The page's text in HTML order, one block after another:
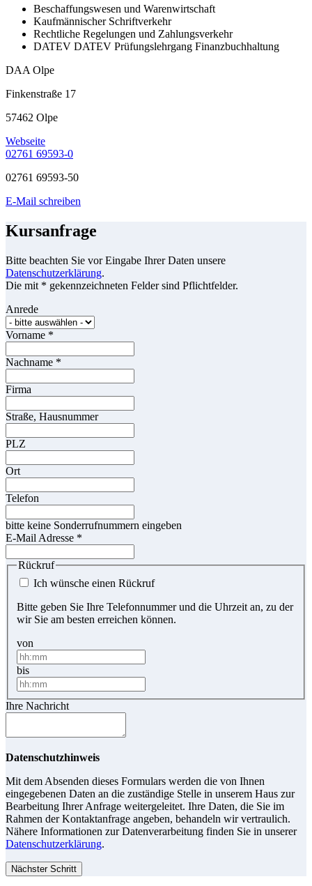
Beschaffungswesen und Warenwirtschaft
Kaufmännischer Schriftverkehr
Rechtliche Regelungen und Zahlungsverkehr
DATEV DATEV Prüfungslehrgang Finanzbuchhaltung
DAA Olpe
Finkenstraße 17
57462 Olpe
Webseite
02761 69593-0
02761 69593-50
E-Mail schreiben
Kursanfrage
Bitte beachten Sie vor Eingabe Ihrer Daten unsere
Datenschutzerklärung.
Die mit * gekennzeichneten Felder sind Pflichtfelder.
Anrede
Vorname *
Nachname *
Firma
Straße, Hausnummer
PLZ
Ort
Telefon
bitte keine Sonderrufnummern eingeben
E-Mail Adresse *
Rückruf
Ich wünsche einen Rückruf
Bitte geben Sie Ihre Telefonnummer und die Uhrzeit an, zu der
wir Sie am besten erreichen können.
von
bis
Ihre Nachricht
Datenschutzhinweis
Mit dem Absenden dieses Formulars werden die von Ihnen
eingegebenen Daten an die zuständige Stelle in unserem Haus zur
Bearbeitung Ihrer Anfrage weitergeleitet. Ihre Daten, die Sie im
Rahmen der Kontaktanfrage angeben, behandeln wir vertraulich.
Nähere Informationen zur Datenverarbeitung finden Sie in unserer
Datenschutzerklärung.
Nächster Schritt